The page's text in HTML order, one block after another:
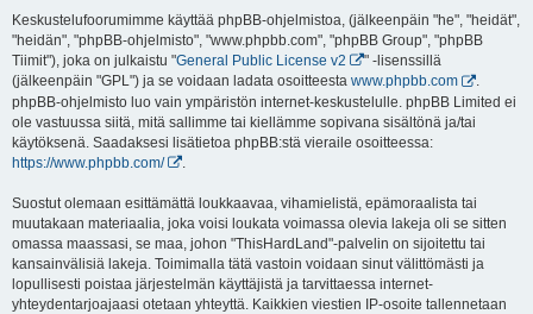
Keskustelufoorumimme käyttää phpBB-ohjelmistoa, (jälkeenpäin "he", "heidät",
"heidän", "phpBB-ohjelmisto", "www.phpbb.com", "phpBB Group", "phpBB
Tiimit"), joka on julkaistu "General Public License v2
" -lisenssillä
(jälkeenpäin "GPL") ja se voidaan ladata osoitteesta www.phpbb.com
.
phpBB-ohjelmisto luo vain ympäristön internet-keskustelulle. phpBB Limited ei
ole vastuussa siitä, mitä sallimme tai kiellämme sopivana sisältönä ja/tai
käytöksenä. Saadaksesi lisätietoa phpBB:stä vieraile osoitteessa:
https://www.phpbb.com/
Suostut olemaan esittämättä loukkaavaa, vihamielistä, epämoraalista tai
muutakaan materiaalia, joka voisi loukata voimassa olevia lakeja oli se sitten
omassa maassasi, se maa, johon "ThisHardLand"-palvelin on sijoitettu tai
kansainvälisiä lakeja. Toimimalla tätä vastoin voidaan sinut välittömästi ja
lopullisesti poistaa järjestelmän käyttäjistä ja tarvittaessa internet-
yhteydentarjoajaasi otetaan yhteyttä. Kaikkien viestien IP-osoite tallennetaan